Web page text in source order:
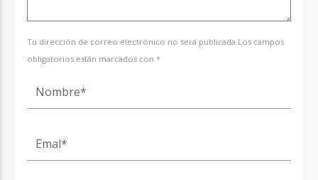
Tu dirección de correo electrónico no será publicada.Los campos
obligatorios están marcados con *